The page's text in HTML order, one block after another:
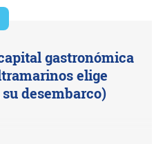
gastronómica
elige
desembarco)